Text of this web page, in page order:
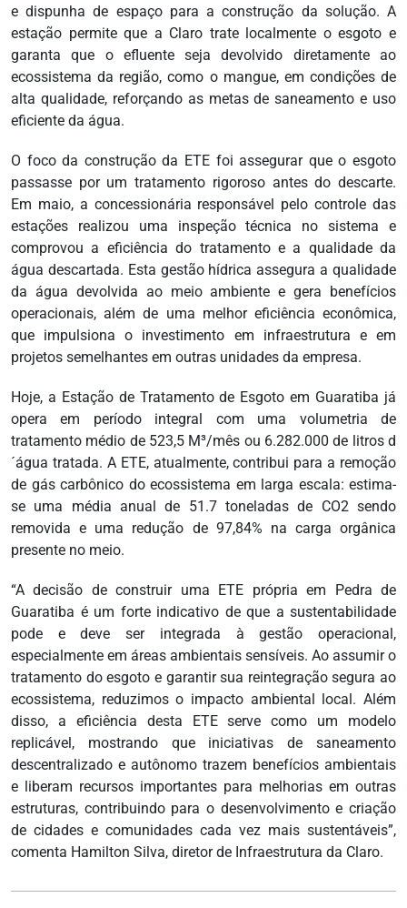
e dispunha de espaço para a construção da solução. A
estação permite que a Claro trate localmente o esgoto e
garanta que o efluente seja devolvido diretamente ao
ecossistema da região, como o mangue, em condições de
alta qualidade, reforçando as metas de saneamento e uso
eficiente da água.
O foco da construção da ETE foi assegurar que o esgoto
passasse por um tratamento rigoroso antes do descarte.
Em maio, a concessionária responsável pelo controle das
estações realizou uma inspeção técnica no sistema e
comprovou a eficiência do tratamento e a qualidade da
água descartada. Esta gestão hídrica assegura a qualidade
da água devolvida ao meio ambiente e gera benefícios
operacionais, além de uma melhor eficiência econômica,
que impulsiona o investimento em infraestrutura e em
projetos semelhantes em outras unidades da empresa.
Hoje, a Estação de Tratamento de Esgoto em Guaratiba já
opera em período integral com uma volumetria de
tratamento médio de 523,5 M³/mês ou 6.282.000 de litros d
´água tratada. A ETE, atualmente, contribui para a remoção
de gás carbônico do ecossistema em larga escala: estima-
se uma média anual de 51.7 toneladas de CO2 sendo
removida e uma redução de 97,84% na carga orgânica
presente no meio.
“A decisão de construir uma ETE própria em Pedra de
Guaratiba é um forte indicativo de que a sustentabilidade
pode e deve ser integrada à gestão operacional,
especialmente em áreas ambientais sensíveis. Ao assumir o
tratamento do esgoto e garantir sua reintegração segura ao
ecossistema, reduzimos o impacto ambiental local. Além
disso, a eficiência desta ETE serve como um modelo
replicável, mostrando que iniciativas de saneamento
descentralizado e autônomo trazem benefícios ambientais
e liberam recursos importantes para melhorias em outras
estruturas, contribuindo para o desenvolvimento e criação
de cidades e comunidades cada vez mais sustentáveis”,
comenta Hamilton Silva, diretor de Infraestrutura da Claro.